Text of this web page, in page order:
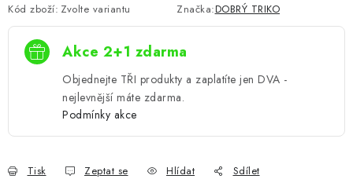
Kód zboží: Zvolte variantu Značka:DOBRÝ TRIKO
Akce 2+1 zdarma
Objednejte TŘI produkty a zaplatíte jen DVA -
nejlevnější máte zdarma.
Podmínky akce
Tisk Zeptat se Hlídat Sdílet